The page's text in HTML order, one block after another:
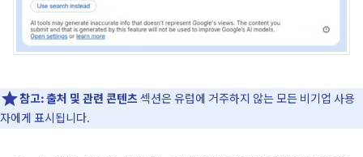
참고:출처 및 관련 콘텐츠 섹션은 유럽에 거주하지 않는 모든 비기업 사용
자에게 표시됩니다.